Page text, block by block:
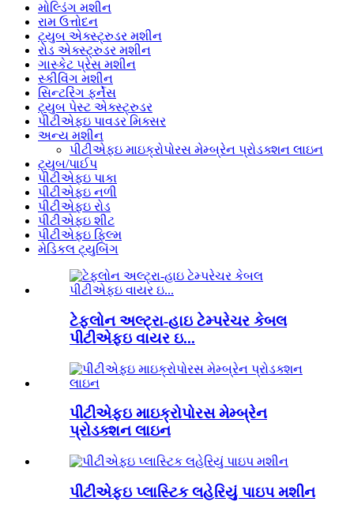
મોલ્ડિંગ મશીન
રામ ઉત્તોદન
ટ્યુબ એક્સ્ટ્રુડર મશીન
રોડ એક્સ્ટ્રુડર મશીન
ગાસ્કેટ પ્રેસ મશીન
સ્કીવિંગ મશીન
સિન્ટરિંગ ફર્નેસ
ટ્યુબ પેસ્ટ એક્સ્ટ્રુડર
પીટીએફઇ પાવડર મિક્સર
અન્ય મશીન
પીટીએફઇ માઇક્રોપોરસ મેમ્બ્રેન પ્રોડક્શન લાઇન
ટ્યુબ/પાઈપ
પીટીએફઇ પાકા
પીટીએફઇ નળી
પીટીએફઇ રોડ
પીટીએફઇ શીટ
પીટીએફઇ ફિલ્મ
મેડિકલ ટ્યુબિંગ
ટેફલોન અલ્ટ્રા-હાઇ ટેમ્પરેચર કેબલ
પીટીએફઇ વાયર ઇ...
પીટીએફઇ માઇક્રોપોરસ મેમ્બ્રેન
પ્રોડક્શન લાઇન
પીટીએફઇ પ્લાસ્ટિક લહેરિયું પાઇપ મશીન